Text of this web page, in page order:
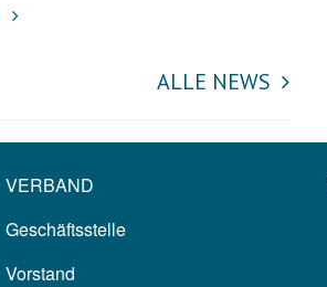
ALLE NEWS
VERBAND
Geschäftsstelle
Vorstand